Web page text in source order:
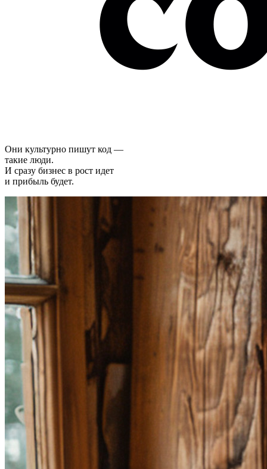
Они культурно пишут код —
такие люди.
И сразу бизнес в рост идет
и прибыль будет.